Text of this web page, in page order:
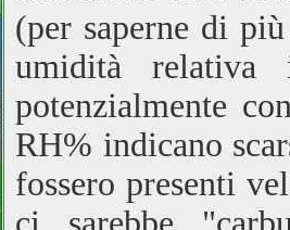
(per saperne di
umidità relativa
potenzialmente
RH% indicano
fossero presenti